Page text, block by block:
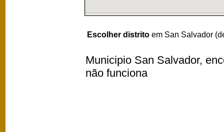
Escolher distrito em San Salvador
Municipio San Salvador,
não funciona